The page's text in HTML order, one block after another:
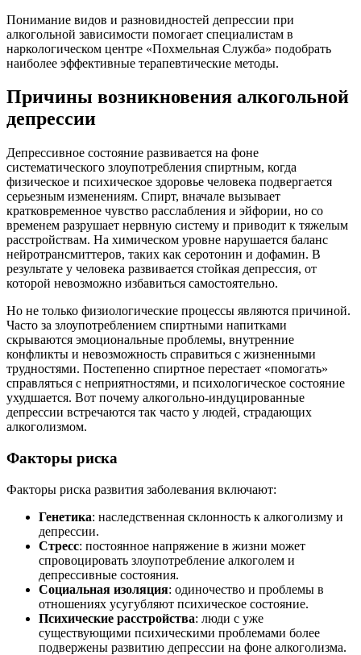
Понимание видов и разновидностей депрессии при
алкогольной зависимости помогает специалистам в
наркологическом центре «Похмельная Служба» подобрать
наиболее эффективные терапевтические методы.
Причины возникновения алкогольной
депрессии
Депрессивное состояние развивается на фоне
систематического злоупотребления спиртным, когда
физическое и психическое здоровье человека подвергается
серьезным изменениям. Спирт, вначале вызывает
кратковременное чувство расслабления и эйфории, но со
временем разрушает нервную систему и приводит к тяжелым
расстройствам. На химическом уровне нарушается баланс
нейротрансмиттеров, таких как серотонин и дофамин. В
результате у человека развивается стойкая депрессия, от
которой невозможно избавиться самостоятельно.
Но не только физиологические процессы являются причиной.
Часто за злоупотреблением спиртными напитками
скрываются эмоциональные проблемы, внутренние
конфликты и невозможность справиться с жизненными
трудностями. Постепенно спиртное перестает «помогать»
справляться с неприятностями, и психологическое состояние
ухудшается. Вот почему алкогольно-индуцированные
депрессии встречаются так часто у людей, страдающих
алкоголизмом.
Факторы риска
Факторы риска развития заболевания включают:
Генетика: наследственная склонность к алкоголизму и
депрессии.
Стресс: постоянное напряжение в жизни может
спровоцировать злоупотребление алкоголем и
депрессивные состояния.
Социальная изоляция: одиночество и проблемы в
отношениях усугубляют психическое состояние.
Психические расстройства: люди с уже
существующими психическими проблемами более
подвержены развитию депрессии на фоне алкоголизма.